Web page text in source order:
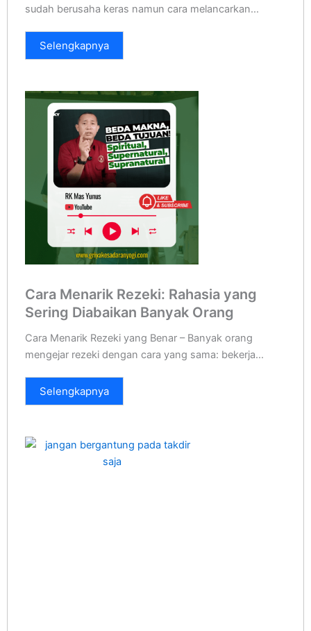
sudah berusaha keras namun cara melancarkan...
Selengkapnya
Cara Menarik Rezeki: Rahasia yang
Sering Diabaikan Banyak Orang
Cara Menarik Rezeki yang Benar – Banyak orang
mengejar rezeki dengan cara yang sama: bekerja...
Selengkapnya